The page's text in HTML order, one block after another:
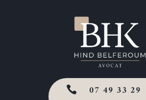

07 49 33 29